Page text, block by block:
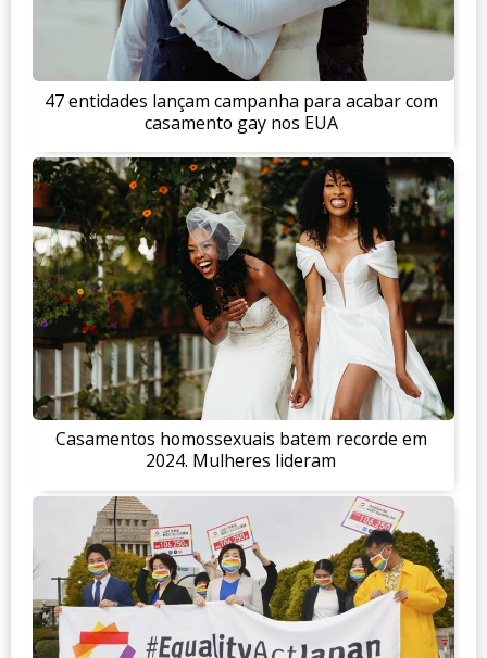
47 entidades lançam campanha para acabar com
casamento gay nos EUA
Casamentos homossexuais batem recorde em
2024. Mulheres lideram